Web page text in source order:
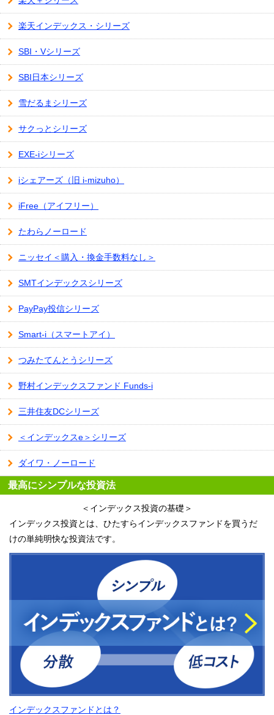
楽天インデックス・シリーズ
SBI・Vシリーズ
SBI日本シリーズ
雪だるまシリーズ
サクっとシリーズ
EXE-iシリーズ
iシェアーズ（旧 i-mizuho）
iFree（アイフリー）
たわらノーロード
ニッセイ＜購入・換金手数料なし＞
SMTインデックスシリーズ
PayPay投信シリーズ
Smart-i（スマートアイ）
つみたてんとうシリーズ
野村インデックスファンド Funds-i
三井住友DCシリーズ
＜インデックスe＞シリーズ
ダイワ・ノーロード
最高にシンプルな投資法
＜インデックス投資の基礎＞
インデックス投資とは、ひたすらインデックスファンドを買うだ
けの単純明快な投資法です。
インデックスファンドとは？